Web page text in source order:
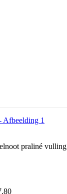
praliné vulling